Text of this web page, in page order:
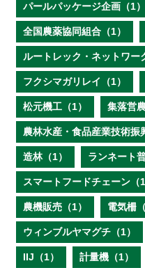
パールパッケージ企画（1）
全国農薬協同組合（1）
ルートレック・ネットワー
フクシマガリレイ（1）
松元機工（1） 集落営
農林水産・食品産業技術振
造林（1） ランネート
スマートフードチェーン（1
農機販売（1） 電気柵（
ウィンブルヤマグチ（1）
IIJ（1） 計量機（1）